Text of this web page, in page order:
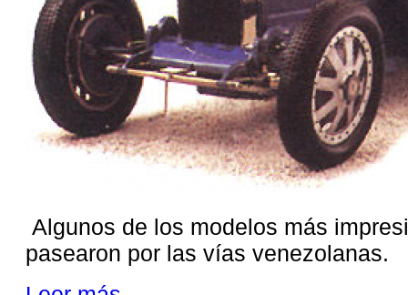
Algunos de los modelos más
pasearon por las vías venezolanas.